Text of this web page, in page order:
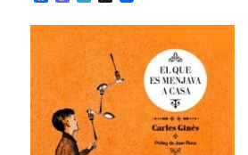
c
k
s
o
l
a
m